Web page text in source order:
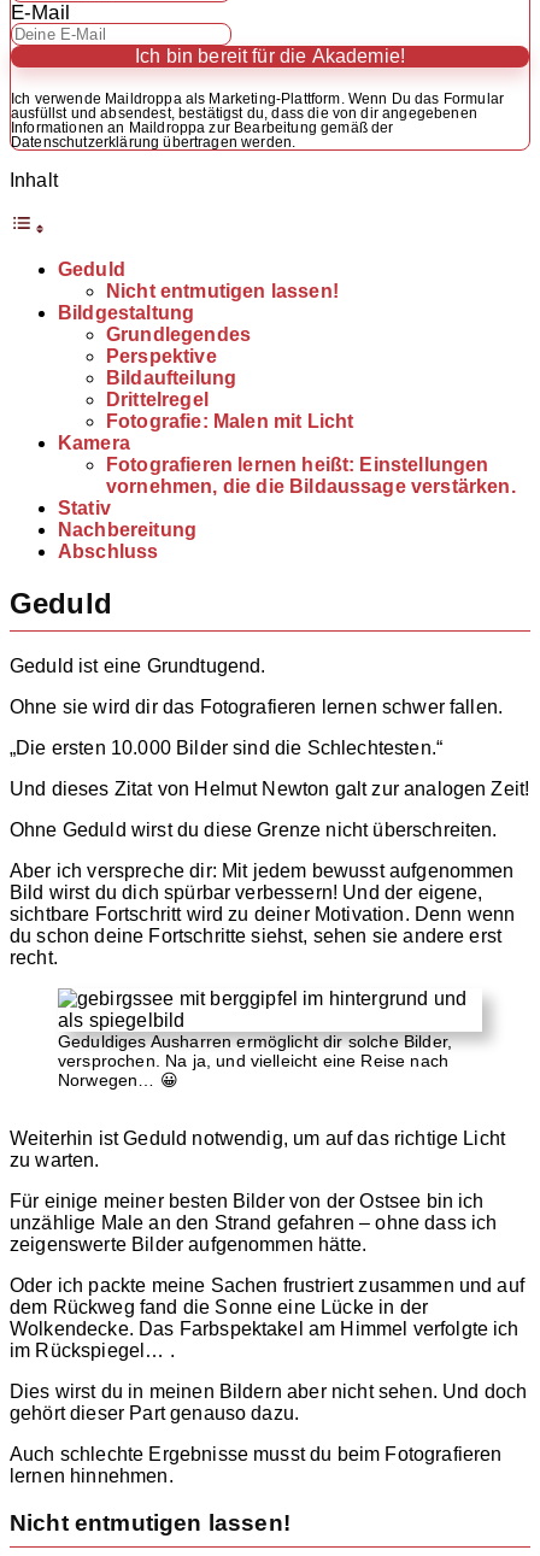
E-Mail
Ich bin bereit für die Akademie!
Ich verwende Maildroppa als Marketing-Plattform. Wenn Du das Formular
ausfüllst und absendest, bestätigst du, dass die von dir angegebenen
Informationen an Maildroppa zur Bearbeitung gemäß der
Datenschutzerklärung übertragen werden.
Inhalt
Geduld
Nicht entmutigen lassen!
Bildgestaltung
Grundlegendes
Perspektive
Bildaufteilung
Drittelregel
Fotografie: Malen mit Licht
Kamera
Fotografieren lernen heißt: Einstellungen
vornehmen, die die Bildaussage verstärken.
Stativ
Nachbereitung
Abschluss
Geduld
Geduld ist eine Grundtugend.
Ohne sie wird dir das Fotografieren lernen schwer fallen.
„Die ersten 10.000 Bilder sind die Schlechtesten.“
Und dieses Zitat von Helmut Newton galt zur analogen Zeit!
Ohne Geduld wirst du diese Grenze nicht überschreiten.
Aber ich verspreche dir: Mit jedem bewusst aufgenommen
Bild wirst du dich spürbar verbessern! Und der eigene,
sichtbare Fortschritt wird zu deiner Motivation. Denn wenn
du schon deine Fortschritte siehst, sehen sie andere erst
recht.
Geduldiges Ausharren ermöglicht dir solche Bilder,
versprochen. Na ja, und vielleicht eine Reise nach
Norwegen… 😀
Weiterhin ist Geduld notwendig, um auf das richtige Licht
zu warten.
Für einige meiner besten Bilder von der Ostsee bin ich
unzählige Male an den Strand gefahren – ohne dass ich
zeigenswerte Bilder aufgenommen hätte.
Oder ich packte meine Sachen frustriert zusammen und auf
dem Rückweg fand die Sonne eine Lücke in der
Wolkendecke. Das Farbspektakel am Himmel verfolgte ich
im Rückspiegel… .
Dies wirst du in meinen Bildern aber nicht sehen. Und doch
gehört dieser Part genauso dazu.
Auch schlechte Ergebnisse musst du beim Fotografieren
lernen hinnehmen.
Nicht entmutigen lassen!